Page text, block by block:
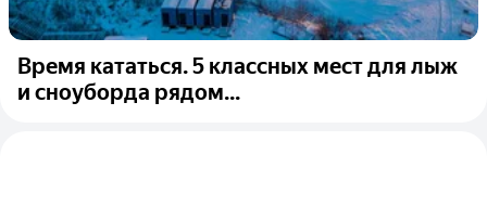
Время кататься. 5 классных мест для лыж
и сноуборда рядом...